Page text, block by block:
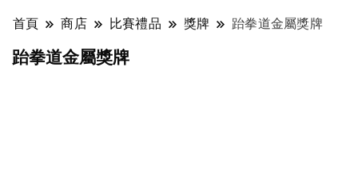
首頁 商店 比賽禮品 獎牌 跆拳道金屬獎牌
跆拳道金屬獎牌